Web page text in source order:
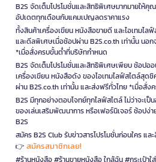
B2S จัดเต็มโปรโมชั่นและสิทธิพิเศษมากมายให้คุ
อัปเดตทุกเดือนกับแคมเปญลดราคาแรง
ทั้งสินค้าเครื่องเขียน หนังสือขายดี และไอเทมไ
และดีลพิเศษเมื่อช้อปผ่าน B2S.co.th เท่านั้น นอ
*เมื่อสั่งครบขั้นต่ำที่บริษัทกำหนด
B2S จัดเต็มโปรโมชั่นและสิทธิพิเศษเพียบ ช้อปอ
เครื่องเขียน หนังสือดัง ของไอเทมไลฟ์สไตล์สุ
ผ่าน B2S.co.th เท่านั้น และส่งฟรีทั่วไทย *เมื่อสั่
B2S มีทุกอย่างตอบโจทย์ทุกไลฟ์สไตล์ ไม่ว่าจะเ
ของเล่นเสริมพัฒนาการ หรือเฟอร์นิเจอร์ ช้อปง่
B2S
สมัคร B2S Club รับข่าวสารโปรโมชั่นก่อนใคร แ
👉 สมัครสมาชิกเลย!
#ร้านหนังสือ #ร้านขายหนังสือ ใกล้ฉัน #กระเป๋า